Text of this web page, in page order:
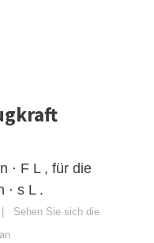
⋅ F L , für die
⋅ s L .
Sehen Sie sich die